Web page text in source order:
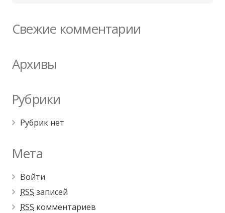
Свежие комментарии
Архивы
Рубрики
Рубрик нет
Мета
Войти
RSS записей
RSS комментариев